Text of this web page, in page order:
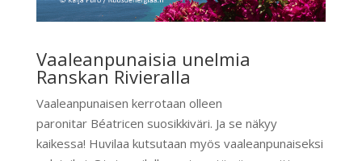
Vaaleanpunaisia unelmia
Ranskan Rivieralla
Vaaleanpunaisen kerrotaan olleen
paronitar Béatricen suosikkiväri. Ja se näkyy
kaikessa! Huvilaa kutsutaan myös vaaleanpunaiseksi